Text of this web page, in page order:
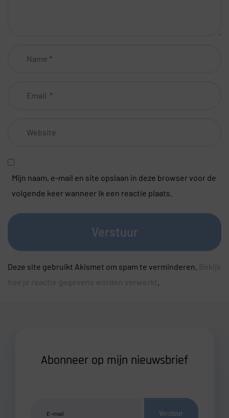
Mijn naam, e-mail en site opslaan in deze browser voor de
volgende keer wanneer ik een reactie plaats.
Verstuur
Deze site gebruikt Akismet om spam te verminderen. Bekijk
hoe je reactie gegevens worden verwerkt
Abonneer op mijn nieuwsbrief
Verstuur